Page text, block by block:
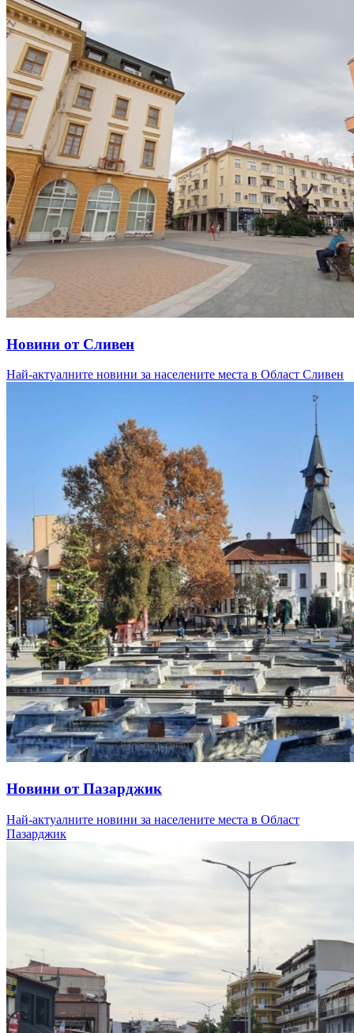
Новини от Сливен
Най-актуалните новини за населените места в Област Сливен
Новини от Пазарджик
Най-актуалните новини за населените места в Област
Пазарджик